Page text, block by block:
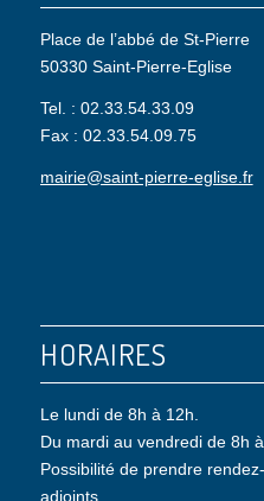
Place de l’abbé de St-Pierre
50330 Saint-Pierre-Eglise
Tel. : 02.33.54.33.09
Fax : 02.33.54.09.75
mairie@saint-pierre-eglise.fr
HORAIRES
Le lundi de 8h à 12h.
Du mardi au vendredi de 8h
Possibilité de prendre
adjoints.